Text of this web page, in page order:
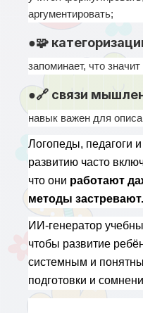
аргументировать;
●🧩
запоминает, что значит
●🔗 связи
навык важен для
Логопеды, педагоги
развитию часто
что они работают
методы застревают.
ИИ-генератор
чтобы развитие
системным и
подготовки и